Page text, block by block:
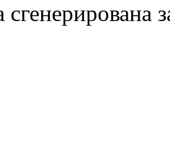
сгенерирована